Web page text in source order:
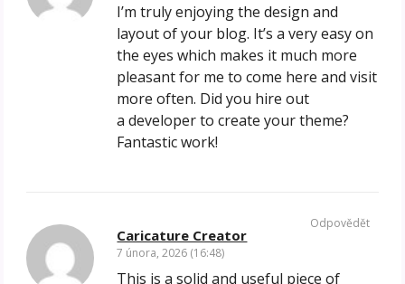
I’m truly enjoying the design and
layout of your blog. It’s a very easy on
the eyes which makes it much more
pleasant for me to come here and visit
more often. Did you hire out
a developer to create your theme?
Fantastic work!
Caricature Creator
7 února, 2026 (16:48)
This is a solid and useful piece of
Odpovědět